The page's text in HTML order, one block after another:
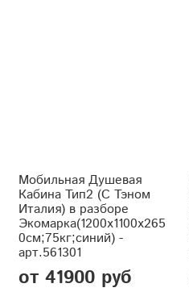
Мобильная Душевая
Кабина Тип2 (С Тэном
Италия) в разборе
Экомарка(1200x1100x265
0см;75кг;синий) -
арт.561301
от 41900 руб